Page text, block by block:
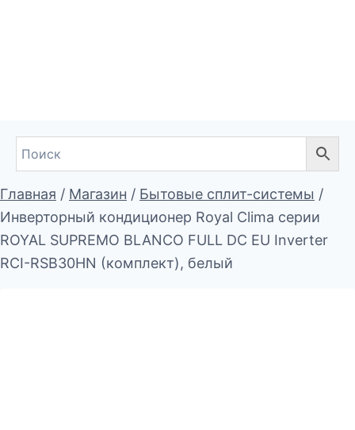
Главная / Магазин / Бытовые сплит-системы /
Инверторный кондиционер Royal Clima серии
ROYAL SUPREMO BLANCO FULL DC EU Inverter
RCI-RSB30HN (комплект), белый